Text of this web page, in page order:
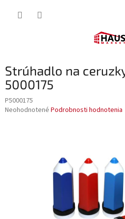
Strúhadlo na
5000175
P5000175
Priemerné
Neohodnotené Podrobnosti hodnotenia